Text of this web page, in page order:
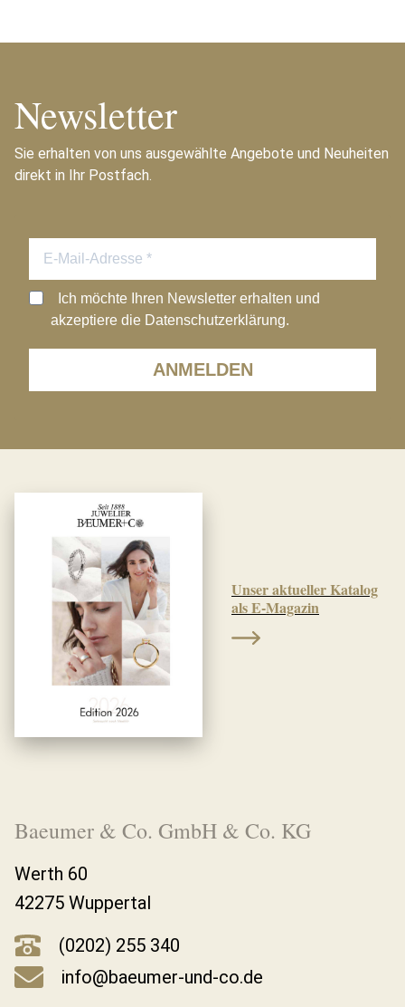
Newsletter
Sie erhalten von uns ausgewählte Angebote und Neuheiten
direkt in Ihr Postfach.
ANMELDEN
Ich möchte Ihren Newsletter erhalten und
akzeptiere die Datenschutzerklärung.
Unser aktueller Katalog
als E-Magazin
Baeumer & Co. GmbH & Co. KG
Werth 60
42275 Wuppertal
(0202) 255 340
info@baeumer-und-co.de